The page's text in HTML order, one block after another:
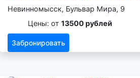
Невинномысск, Бульвар Мира, 9
Цены: от 13500 рублей
Забронировать